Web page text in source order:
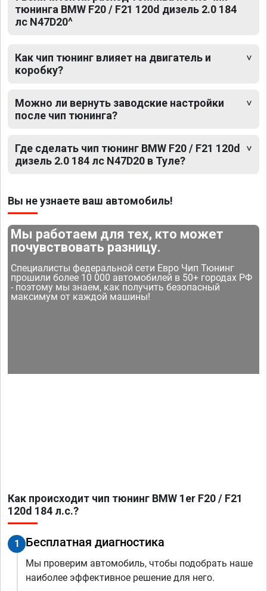
тюнинга BMW F20 / F21 120d дизель 2.0 184
лс N47D20^
Как чип тюнинг влияет на двигатель и
коробку?
Можно ли вернуть заводские настройки
после чип тюнинга?
Где сделать чип тюнинг BMW F20 / F21 120d
дизель 2.0 184 лс N47D20 в Туле?
Вы не узнаете ваш автомобиль!
Мы работаем для тех, кто может
почувствовать разницу.
Специалисты федеральной сети Евро Чип Тюнинг
прошили более 10 000 автомобилей в 50+ городах РФ
- поэтому мы знаем, как получить безопасный
максимум от каждой машины!
Как происходит чип тюнинг BMW 1er F20 / F21
120d 184 л.с.?
1 Бесплатная диагностика
Мы проверим автомобиль, чтобы подобрать наше
наиболее эффективное решение для него.